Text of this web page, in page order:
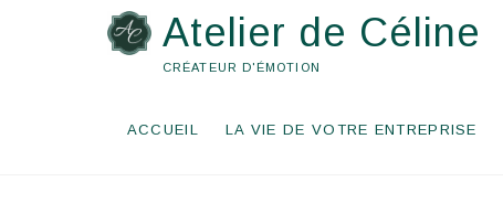
Atelier de Céline
CRÉATEUR D'ÉMOTION
ACCUEIL LA VIE DE VOTRE ENTREPRISE